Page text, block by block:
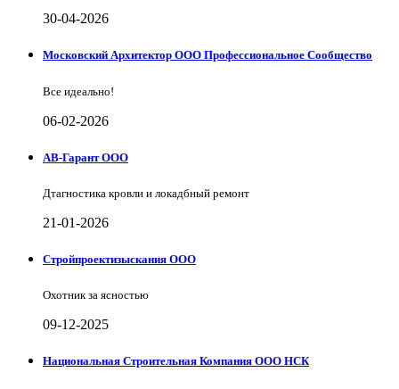
30-04-2026
Московский Архитектор ООО Профессиональное Сообщество
Все идеально!
06-02-2026
АВ-Гарант ООО
Дтагностика кровли и локадбный ремонт
21-01-2026
Стройпроектизыскания ООО
Охотник за ясностью
09-12-2025
Национальная Строительная Компания ООО НСК